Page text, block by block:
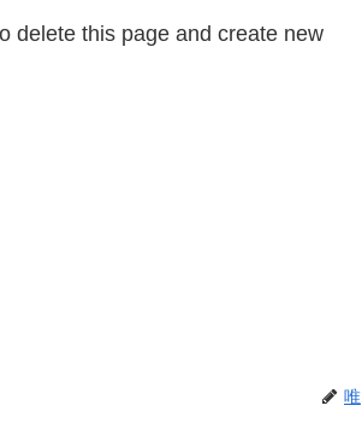
delete this page and create new
唯